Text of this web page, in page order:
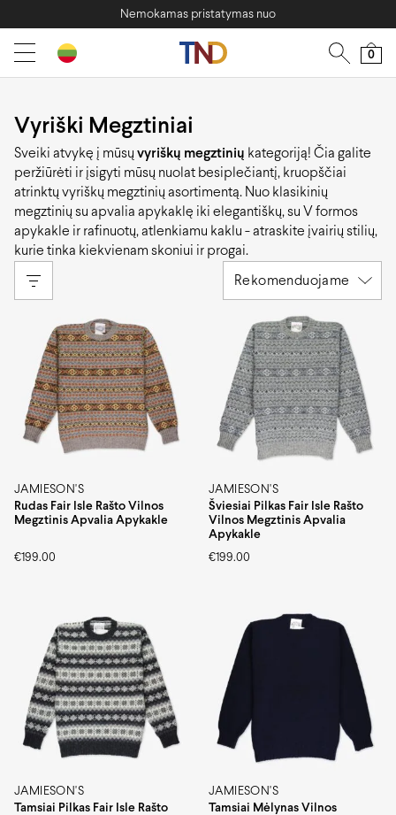
Nemokamas pristatymas nuo
0
Vyriški Megztiniai
Sveiki atvykę į mūsų vyriškų megztinių kategoriją! Čia galite
peržiūrėti ir įsigyti mūsų nuolat besiplečiantį, kruopščiai
atrinktų vyriškų megztinių asortimentą. Nuo klasikinių
megztinių su apvalia apykaklę iki elegantiškų, su V formos
apykakle ir rafinuotų, atlenkiamu kaklu - atraskite įvairių stilių,
kurie tinka kiekvienam skoniui ir progai.
Rekomenduojame
JAMIESON'S
Rudas Fair Isle Rašto Vilnos
Megztinis Apvalia Apykakle
€199.00
JAMIESON'S
Šviesiai Pilkas Fair Isle Rašto
Vilnos Megztinis Apvalia
Apykakle
€199.00
JAMIESON'S
Tamsiai Pilkas Fair Isle Rašto
JAMIESON'S
Tamsiai Mėlynas Vilnos